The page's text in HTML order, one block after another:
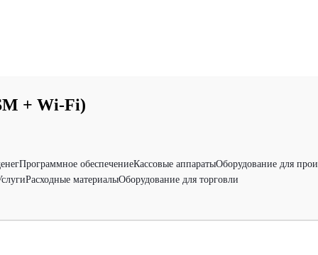
+ Wi-Fi)
Программное обеспечениеКассовые аппаратыОборудование для
Расходные материалыОборудование для торговли